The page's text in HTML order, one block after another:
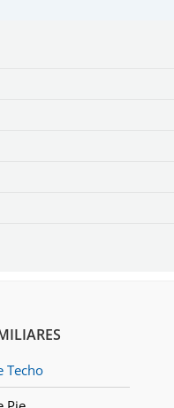
Techo